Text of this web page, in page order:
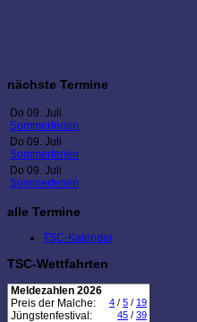
nächste Termine
Do 09. Juli
Sommerferien
Do 09. Juli
Sommerferien
Do 09. Juli
Sommerferien
alle Termine
TSC-Kalender
TSC-Wettfahrten
Meldezahlen 2026
Preis der Malche:
4 / 5 / 19
Jüngstenfestival: 45 / 39